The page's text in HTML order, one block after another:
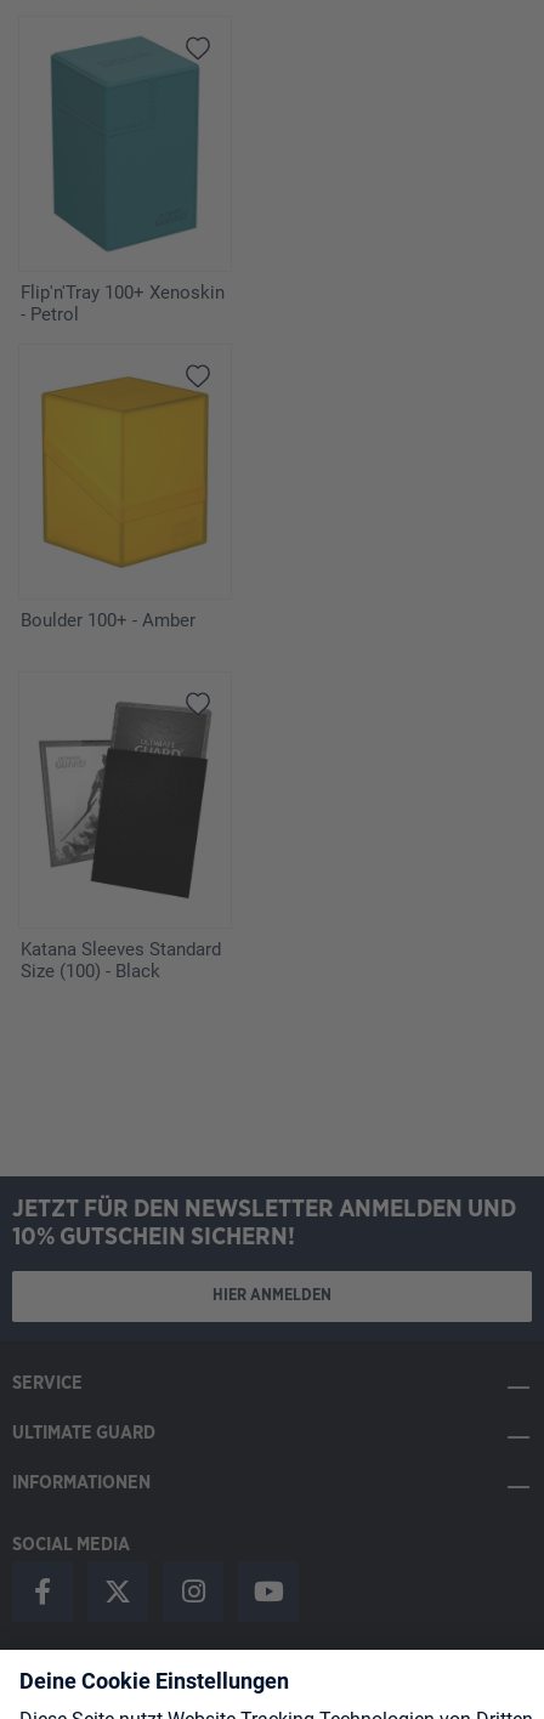
Flip'n'Tray 100+ Xenoskin
- Petrol
Boulder 100+ - Amber
Katana Sleeves Standard
Size (100) - Black
JETZT FÜR DEN NEWSLETTER ANMELDEN UND
10% GUTSCHEIN SICHERN!
HIER ANMELDEN
SERVICE
ULTIMATE GUARD
INFORMATIONEN
SOCIAL MEDIA